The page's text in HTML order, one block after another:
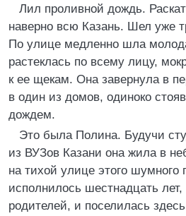
Лил проливной дождь.
наверно всю Казань. Шел уже
По улице медленно шла
растеклась по всему лицу,
к ее щекам. Она завернула в
в один из домов, одиноко
дождем.
Это была Полина. Будучи
из ВУЗов Казани она жила в
на тихой улице этого шумного
исполнилось шестнадцать
родителей, и поселилась